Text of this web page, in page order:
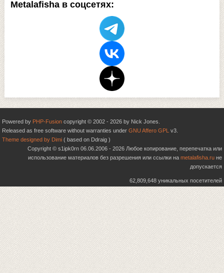
Metalafisha в соцсетях:
Powered by PHP-Fusion copyright © 2002 - 2026 by Nick Jones.
Released as free software without warranties under GNU Affero GPL v3.
Theme designed by Dimi ( based on Ddraig )
Copyright © s1ipk0rn 06.06.2006 - 2026 Любое копирование, перепечатка или
использование материалов без разрешения или ссылки на metalafisha.ru не
допускается
62,809,648 уникальных посетителей